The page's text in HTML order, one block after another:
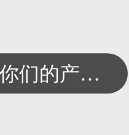
可以介绍下你们的产品么？